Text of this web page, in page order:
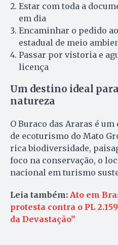
Estar com toda a
em dia
Encaminhar o pedido
estadual de meio
Passar por vistoria e
licença
Um destino ideal
natureza
O Buraco das Araras é
de ecoturismo do Mato
rica biodiversidade,
foco na conservação, o
nacional em turismo
Leia também: Ato em
protesta contra o PL
da Devastação”